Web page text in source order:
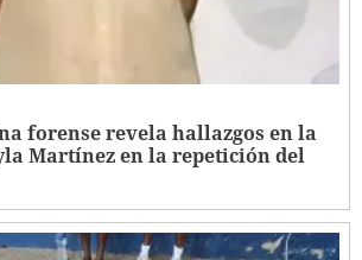
forense revela hallazgos en la
Martínez en la repetición del